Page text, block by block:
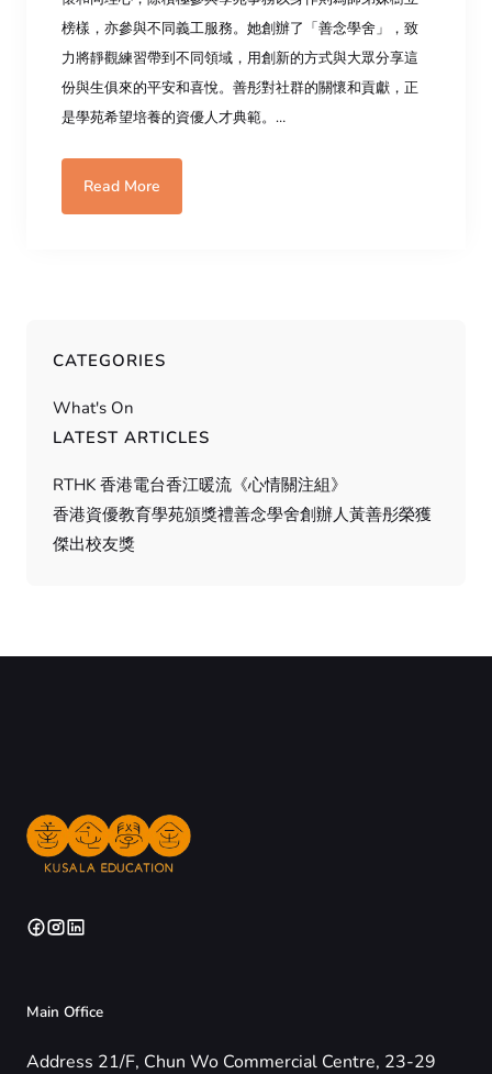
榜樣，亦參與不同義工服務。她創辦了「善念學舍」，致
力將靜觀練習帶到不同領域，用創新的方式與大眾分享這
份與生俱來的平安和喜悅。善彤對社群的關懷和貢獻，正
是學苑希望培養的資優人才典範。…
Read More
CATEGORIES
What's On
LATEST ARTICLES
RTHK 香港電台香江暖流《心情關注組》
香港資優教育學苑頒獎禮善念學舍創辦人黃善彤榮獲
傑出校友獎
Main Office
Address 21/F, Chun Wo Commercial Centre, 23-29